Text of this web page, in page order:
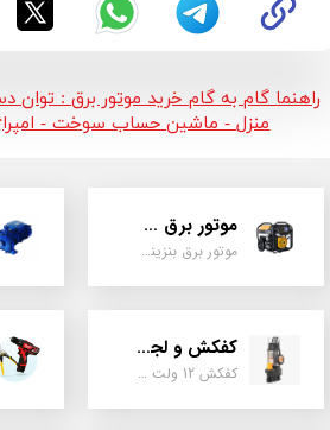
راهنما گام به گام خرید موتور برق : توان
منزل - ماشین حساب سوخت - امپراژ
موتور برق و ژنراتور
موتور برق بنزینی، دیزلی ، گازی ، سه گانه سوز
کفکش و لجن کش
کفکش 12 ولت ، 220 ولت ، یک اینچ به بالا لجن کش کاتردار، لجن کش چدنی